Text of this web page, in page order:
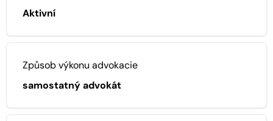
Aktivní
Způsob výkonu advokacie
samostatný advokát